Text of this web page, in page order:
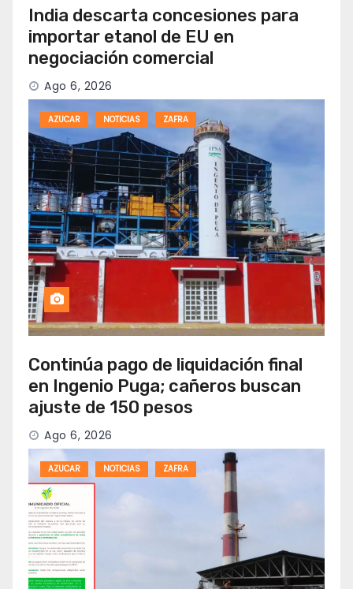
India descarta concesiones para
importar etanol de EU en
negociación comercial
Ago 6, 2026
AZUCAR NOTICIAS ZAFRA
Continúa pago de liquidación final
en Ingenio Puga; cañeros buscan
ajuste de 150 pesos
Ago 6, 2026
AZUCAR NOTICIAS ZAFRA